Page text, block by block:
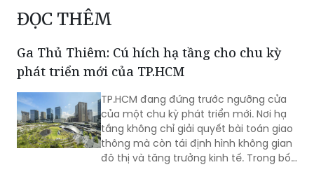
ĐỌC THÊM
Ga Thủ Thiêm: Cú hích hạ tầng cho chu kỳ
phát triển mới của TP.HCM
TP.HCM đang đứng trước ngưỡng cửa
của một chu kỳ phát triển mới. Nơi hạ
tầng không chỉ giải quyết bài toán giao
thông mà còn tái định hình không gian
đô thị và tăng trưởng kinh tế. Trong bối